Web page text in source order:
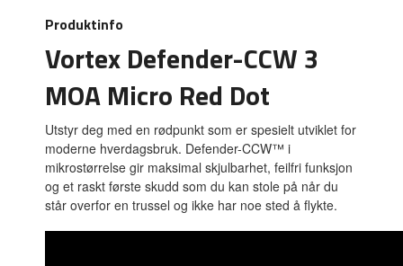
Produktinfo
Vortex Defender-CCW 3
MOA Micro Red Dot
Utstyr deg med en rødpunkt som er spesielt utviklet for
moderne hverdagsbruk. Defender-CCW™ i
mikrostørrelse gir maksimal skjulbarhet, feilfri funksjon
og et raskt første skudd som du kan stole på når du
står overfor en trussel og ikke har noe sted å flykte.